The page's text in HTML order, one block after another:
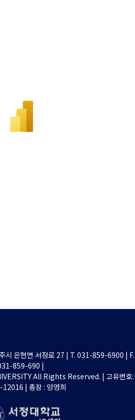
서정로 27 | T. 031-859-6900 | F.
859-690 |
All Rights Reserved. | 고유번호:
| 총장 : 양영희